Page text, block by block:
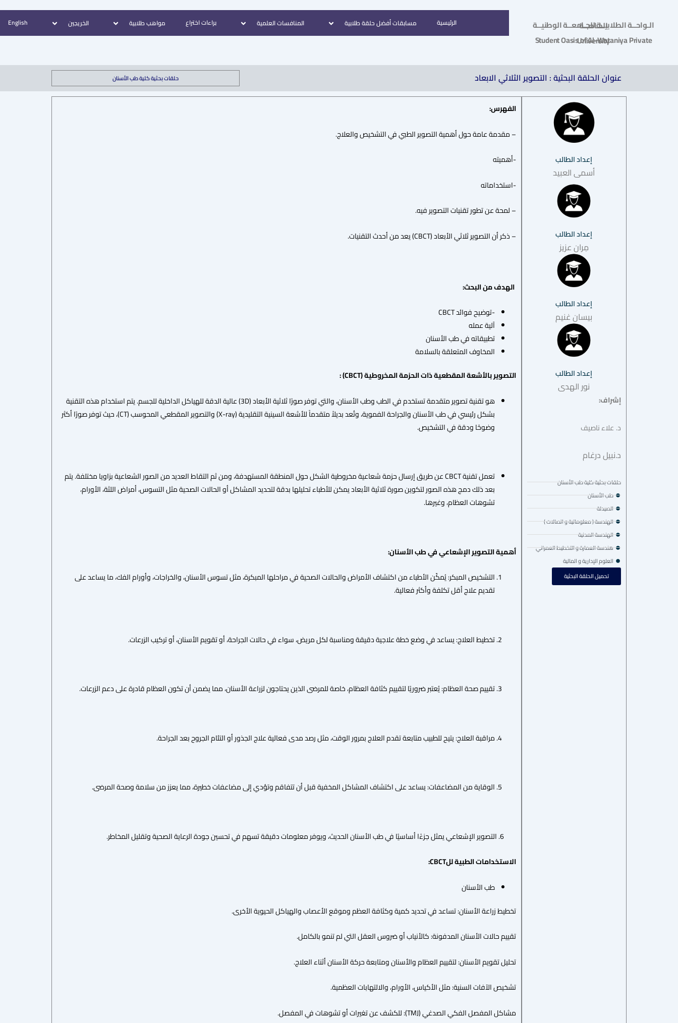
الـواحــة الطلابيــة للجـامعــة الوطنيــة الخـاصــة
Student Oasis of Al-Wataniya Private University
الرئيسية مسابقات أفضل حلقة طلابية المنافسات العلمية براءات اختراع مواهب طلابية الخريجين English
عنوان الحلقة البحثية : التصوير الثلاثي الابعاد حلقات بحثية كلية طب الأسنان
إعداد الطالب
أسمى العبيد
إعداد الطالب
مِران عزيز
إعداد الطالب
بيسان غنيم
إعداد الطالب
نور الهدى
إشراف:
د. علاء ناصيف
د.نبيل درغام
حلقات بحثية كلية طب الأسنان
طب الأسنان
الصيدلة
الهندسة ( معلوماتية و اتصالات )
الهندسة المدنية
هندسة العمارة و التخطيط العمراني
العلوم الإدارية و المالية
تحميل الحلقة البحثية
الفهرس:
– مقدمة عامة حول أهمية التصوير الطبي في التشخيص والعلاج.
-أهميته
-استخداماته
– لمحة عن تطور تقنيات التصوير فيه.
– ذكر أن التصوير ثلاثي الأبعاد (CBCT) يعد من أحدث التقنيات.
الهدف من البحث:
-توضيح فوائد CBCT
آلية عمله
تطبيقاته في طب الأسنان
المخاوف المتعلقة بالسلامة
التصوير بالأشعة المقطعية ذات الحزمة المخروطية (CBCT) :
هو تقنية تصوير متقدمة تستخدم في الطب وطب الأسنان، والتي توفر صورًا ثلاثية الأبعاد (3D) عالية الدقة للهياكل الداخلية للجسم. يتم استخدام هذه التقنية
بشكل رئيسي في طب الأسنان والجراحة الفموية، وتُعد بديلاً متقدماً للأشعة السينية التقليدية (X-ray) والتصوير المقطعي المحوسب (CT)، حيث توفر صورًا أكثر
وضوحًا ودقة في التشخيص.
تعمل تقنية CBCT عن طريق إرسال حزمة شعاعية مخروطية الشكل حول المنطقة المستهدفة، ومن ثم التقاط العديد من الصور الشعاعية بزاويا مختلفة. يتم
بعد ذلك دمج هذه الصور لتكوين صورة ثلاثية الأبعاد يمكن للأطباء تحليلها بدقة لتحديد المشاكل أو الحالات الصحية مثل التسوس، أمراض اللثة، الأورام،
تشوهات العظام، وغيرها.
أهمية التصوير الإشعاعي في طب الأسنان:
التشخيص المبكر: يُمكّن الأطباء من اكتشاف الأمراض والحالات الصحية في مراحلها المبكرة، مثل تسوس الأسنان، والخراجات، وأورام الفك، ما يساعد على
تقديم علاج أقل تكلفة وأكثر فعالية.
تخطيط العلاج: يساعد في وضع خطة علاجية دقيقة ومناسبة لكل مريض، سواء في حالات الجراحة، أو تقويم الأسنان، أو تركيب الزرعات.
تقييم صحة العظام: يُعتبر ضروريًا لتقييم كثافة العظام، خاصة للمرضى الذين يحتاجون لزراعة الأسنان، مما يضمن أن تكون العظام قادرة على دعم الزرعات.
مراقبة العلاج: يتيح للطبيب متابعة تقدم العلاج بمرور الوقت، مثل رصد مدى فعالية علاج الجذور أو التئام الجروح بعد الجراحة.
الوقاية من المضاعفات: يساعد على اكتشاف المشاكل المخفية قبل أن تتفاقم وتؤدي إلى مضاعفات خطيرة، مما يعزز من سلامة وصحة المرضى.
6. التصوير الإشعاعي يمثل جزءًا أساسيًا في طب الأسنان الحديث، ويوفر معلومات دقيقة تسهم في تحسين جودة الرعاية الصحية وتقليل المخاطر.
الاستخدامات الطبية للCBCT:
طب الأسنان
تخطيط زراعة الأسنان: تساعد في تحديد كمية وكثافة العظم وموقع الأعصاب والهياكل الحيوية الأخرى.
تقييم حالات الأسنان المدفونة: كالأنياب أو ضروس العقل التي لم تنمو بالكامل.
تحليل تقويم الأسنان: لتقييم العظام والأسنان ومتابعة حركة الأسنان أثناء العلاج.
تشخيص الآفات السنية: مثل الأكياس، الأورام، والالتهابات العظمية.
مشاكل المفصل الفكي الصدغي (TMJ): للكشف عن تغيرات أو تشوهات في المفصل.